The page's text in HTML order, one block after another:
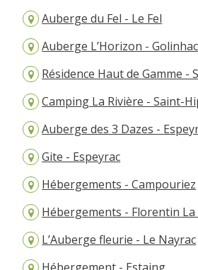
Auberge du Fel - Le Fel
Auberge L’Horizon - Golinhac
Résidence Haut de Gamme -
Camping La Rivière - Saint-
Auberge des 3 Dazes -
Gite - Espeyrac
Hébergements - Campouriez
Hébergements - Florentin La
L’Auberge fleurie - Le Nayrac